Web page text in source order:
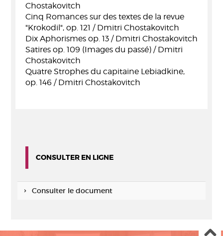
Chostakovitch
Cinq Romances sur des textes de la revue
"Krokodil", op. 121 / Dmitri Chostakovitch
Dix Aphorismes op. 13 / Dmitri Chostakovitch
Satires op. 109 (Images du passé) / Dmitri
Chostakovitch
Quatre Strophes du capitaine Lebiadkine,
op. 146 / Dmitri Chostakovitch
CONSULTER EN LIGNE
Consulter le document